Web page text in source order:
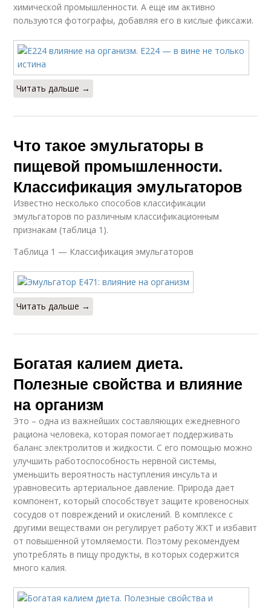
химической промышленности. А еще им активно
пользуются фотографы, добавляя его в кислые фиксажи.
Читать дальше →
Что такое эмульгаторы в
пищевой промышленности.
Классификация эмульгаторов
Известно несколько способов классификации
эмульгаторов по различным классификационным
признакам (таблица 1).
Таблица 1 — Классификация эмульгаторов
Читать дальше →
Богатая калием диета.
Полезные свойства и влияние
на организм
Это – одна из важнейших составляющих ежедневного
рациона человека, которая помогает поддерживать
баланс электролитов и жидкости. С его помощью можно
улучшить работоспособность нервной системы,
уменьшить вероятность наступления инсульта и
уравновесить артериальное давление. Природа дает
компонент, который способствует защите кровеносных
сосудов от повреждений и окислений. В комплексе с
другими веществами он регулирует работу ЖКТ и избавит
от повышенной утомляемости. Поэтому рекомендуем
употреблять в пищу продукты, в которых содержится
много калия.